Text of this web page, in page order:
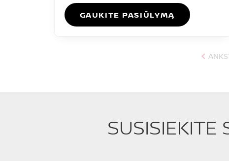
GAUKITE PASIŪLYMĄ
SUSISIEKITE